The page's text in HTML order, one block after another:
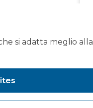
liste d'attesa,
Per
reducing-waiting-
si adatta meglio alla